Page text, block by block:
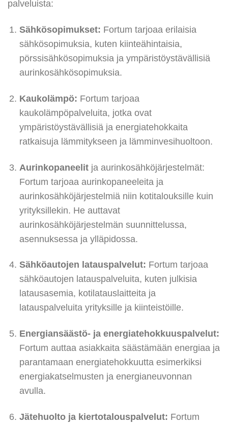
palveluista:
Sähkösopimukset: Fortum tarjoaa erilaisia
sähkösopimuksia, kuten kiinteähintaisia,
pörssisähkösopimuksia ja ympäristöystävällisiä
aurinkosähkösopimuksia.
Kaukolämpö: Fortum tarjoaa
kaukolämpöpalveluita, jotka ovat
ympäristöystävällisiä ja energiatehokkaita
ratkaisuja lämmitykseen ja lämminvesihuoltoon.
Aurinkopaneelitja aurinkosähköjärjestelmät:
Fortum tarjoaa aurinkopaneeleita ja
aurinkosähköjärjestelmiä niin kotitalouksille kuin
yrityksillekin. He auttavat
aurinkosähköjärjestelmän suunnittelussa,
asennuksessa ja ylläpidossa.
Sähköautojen latauspalvelut: Fortum tarjoaa
sähköautojen latauspalveluita, kuten julkisia
latausasemia, kotilatauslaitteita ja
latauspalveluita yrityksille ja kiinteistöille.
Energiansäästö- ja energiatehokkuuspalvelut:
Fortum auttaa asiakkaita säästämään energiaa ja
parantamaan energiatehokkuutta esimerkiksi
energiakatselmusten ja energianeuvonnan
avulla.
Jätehuolto ja kiertotalouspalvelut: Fortum